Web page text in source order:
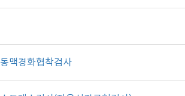
동맥경화협착검사